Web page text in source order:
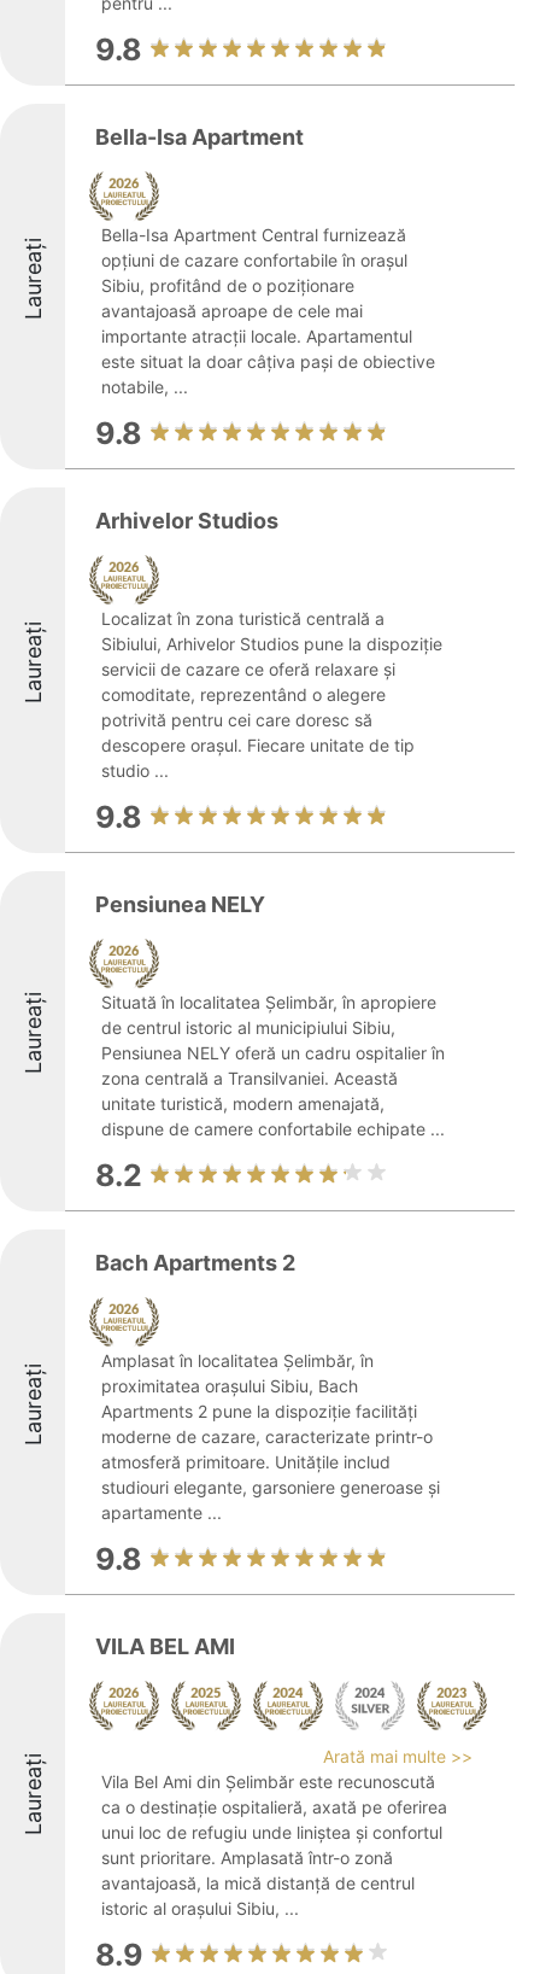
9.8
Laureați
Bella-Isa Apartment
Bella-Isa Apartment Central furnizează
opțiuni de cazare confortabile în orașul
Sibiu, profitând de o poziționare
avantajoasă aproape de cele mai
importante atracții locale. Apartamentul
este situat la doar câțiva pași de obiective
notabile, ...
9.8
Laureați
Arhivelor Studios
Localizat în zona turistică centrală a
Sibiului, Arhivelor Studios pune la dispoziție
servicii de cazare ce oferă relaxare și
comoditate, reprezentând o alegere
potrivită pentru cei care doresc să
descopere orașul. Fiecare unitate de tip
studio ...
9.8
Laureați
Pensiunea NELY
Situată în localitatea Șelimbăr, în apropiere
de centrul istoric al municipiului Sibiu,
Pensiunea NELY oferă un cadru ospitalier în
zona centrală a Transilvaniei. Această
unitate turistică, modern amenajată,
dispune de camere confortabile echipate ...
8.2
Laureați
Bach Apartments 2
Amplasat în localitatea Şelimbăr, în
proximitatea orașului Sibiu, Bach
Apartments 2 pune la dispoziție facilități
moderne de cazare, caracterizate printr-o
atmosferă primitoare. Unitățile includ
studiouri elegante, garsoniere generoase și
apartamente ...
9.8
Laureați
VILA BEL AMI
Arată mai multe >>
Vila Bel Ami din Șelimbăr este recunoscută
ca o destinație ospitalieră, axată pe oferirea
unui loc de refugiu unde liniștea și confortul
sunt prioritare. Amplasată într-o zonă
avantajoasă, la mică distanță de centrul
istoric al orașului Sibiu, ...
8.9